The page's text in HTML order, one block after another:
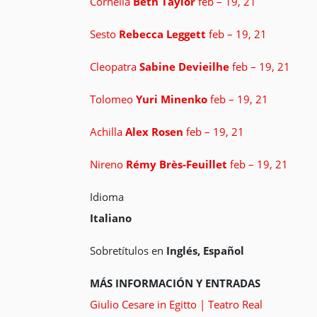
Sesto Rebecca Leggett feb – 19, 21
Cleopatra Sabine Devieilhe feb – 19, 21
Tolomeo Yuri Minenko feb – 19, 21
Achilla Alex Rosen feb – 19, 21
Nireno Rémy Brès-Feuillet feb – 19, 21
Idioma
Italiano
Sobretítulos en Inglés, Español
MÁS INFORMACIÓN Y ENTRADAS
Giulio Cesare in Egitto | Teatro Real